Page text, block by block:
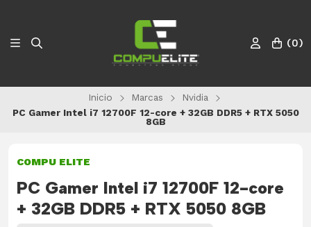
(0)
Inicio Marcas
Nvidia
PC Gamer Intel i7 12700F 12-core + 32GB DDR5 + RTX 5050
8GB
COMPU ELITE
PC Gamer Intel i7 12700F 12-core
+ 32GB DDR5 + RTX 5050 8GB